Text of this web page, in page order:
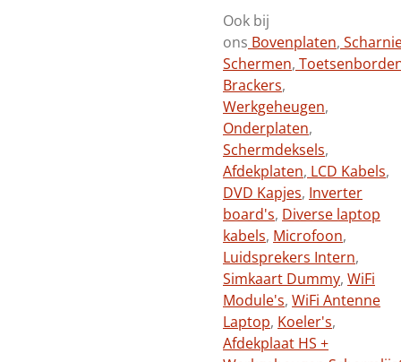
Ook bij
ons Bovenplaten,
Schermen,
Brackers,
Werkgeheugen,
Onderplaten,
Schermdeksels,
Afdekplaten, LCD Kabels,
DVD Kapjes, Inverter
board's, Diverse laptop
kabels, Microfoon,
Luidsprekers Intern,
Simkaart Dummy, WiFi
Module's, WiFi Antenne
Laptop, Koeler's,
Afdekplaat HS +